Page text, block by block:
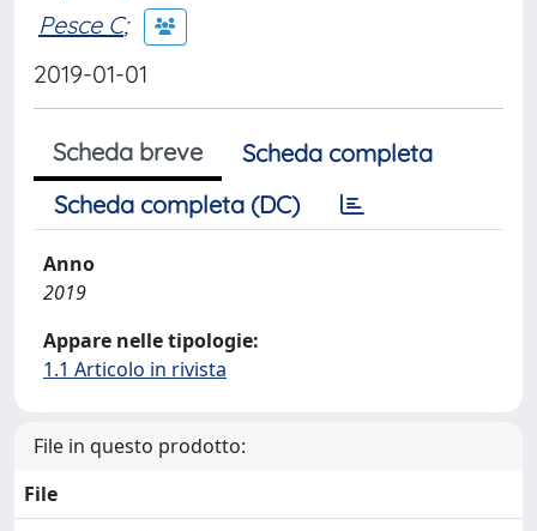
Pesce C;
2019-01-01
Scheda breve
Scheda completa
Scheda completa (DC)
Anno
2019
Appare nelle tipologie:
1.1 Articolo in rivista
File in questo prodotto:
File